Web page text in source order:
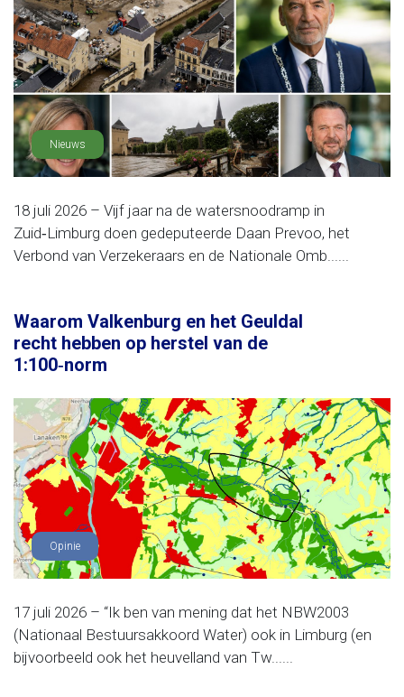
Nieuws
18 juli 2026 – Vijf jaar na de watersnoodramp in
Zuid‑Limburg doen gedeputeerde Daan Prevoo, het
Verbond van Verzekeraars en de Nationale Omb......
Waarom Valkenburg en het Geuldal
recht hebben op herstel van de
1:100‑norm
Opinie
17 juli 2026 – “Ik ben van mening dat het NBW2003
(Nationaal Bestuursakkoord Water) ook in Limburg (en
bijvoorbeeld ook het heuvelland van Tw......